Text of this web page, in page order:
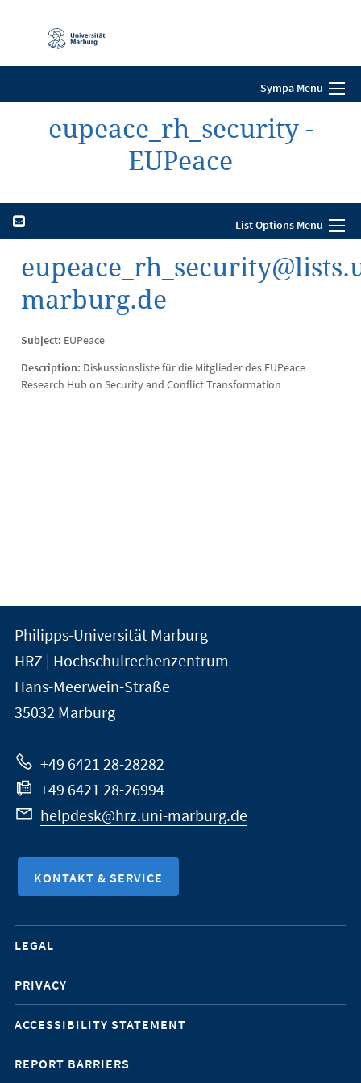
Navigation
Sympa Menu
eupeace_rh_security -
EUPeace
List Options Menu
marburg.de
Subject: EUPeace
Description: Diskussionsliste für die Mitglieder des EUPeace
Research Hub on Security and Conflict Transformation
Kontakt
und
Informationen
zur
Website
der
Universität
Marburg
Philipps-Universität Marburg
HRZ | Hochschulrechenzentrum
Hans-Meerwein-Straße
35032 Marburg
+49 6421 28-28282
+49 6421 28-26994
helpdesk@hrz.uni-marburg.de
KONTAKT & SERVICE
Mobile-
Service-
Navigation
LEGAL
PRIVACY
ACCESSIBILITY STATEMENT
REPORT BARRIERS